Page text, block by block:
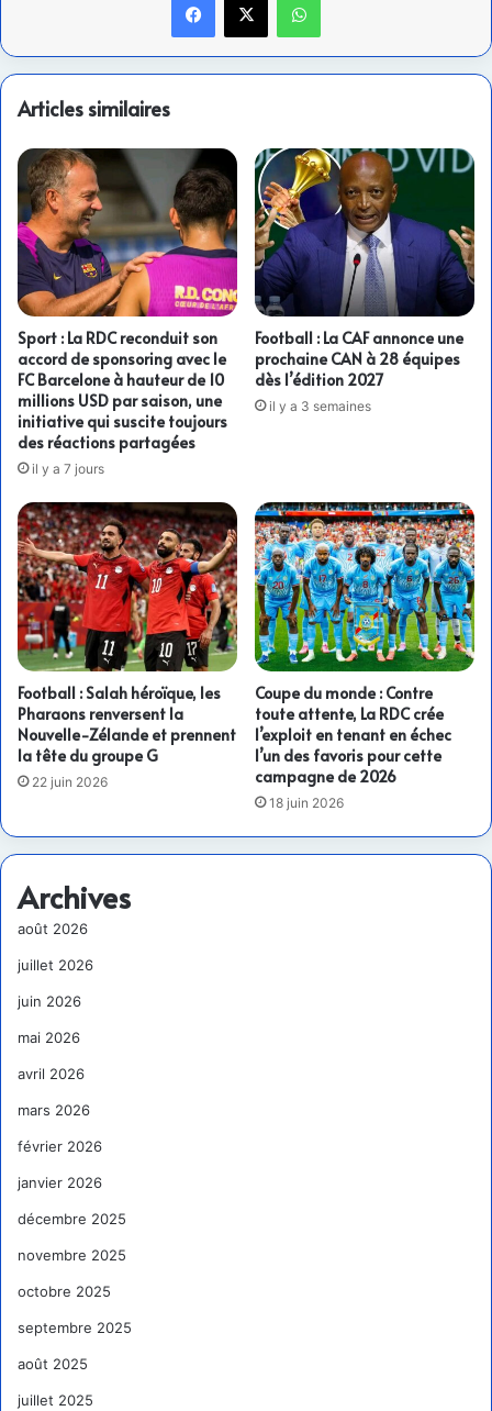
Articles similaires
Sport : La RDC reconduit son
accord de sponsoring avec le
FC Barcelone à hauteur de 10
millions USD par saison, une
initiative qui suscite toujours
des réactions partagées
il y a 7 jours
Football : La CAF annonce une
prochaine CAN à 28 équipes
dès l’édition 2027
il y a 3 semaines
Football : Salah héroïque, les
Pharaons renversent la
Nouvelle-Zélande et prennent
la tête du groupe G
22 juin 2026
Coupe du monde : Contre
toute attente, La RDC crée
l’exploit en tenant en échec
l’un des favoris pour cette
campagne de 2026
18 juin 2026
Archives
août 2026
juillet 2026
juin 2026
mai 2026
avril 2026
mars 2026
février 2026
janvier 2026
décembre 2025
novembre 2025
octobre 2025
septembre 2025
août 2025
juillet 2025